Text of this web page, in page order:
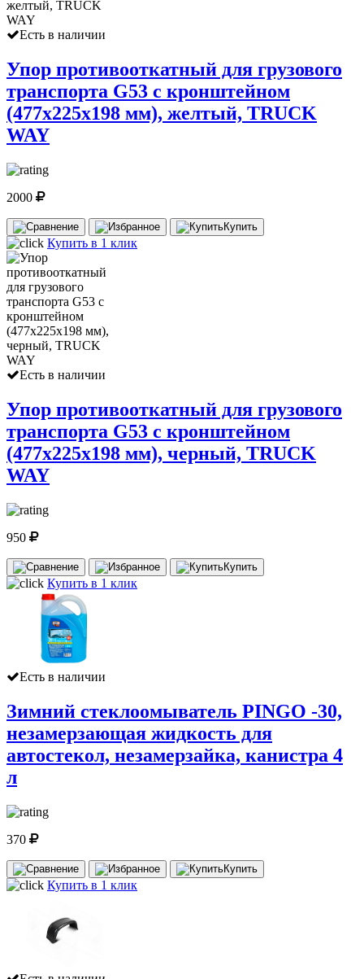
Есть в наличии
Упор противооткатный для грузового
транспорта G53 с кронштейном
(477х225х198 мм), желтый, TRUCK
WAY
2000
Купить
Купить в 1 клик
Есть в наличии
Упор противооткатный для грузового
транспорта G53 с кронштейном
(477х225х198 мм), черный, TRUCK
WAY
950
Купить
Купить в 1 клик
Есть в наличии
Зимний стеклоомыватель PINGO -30,
незамерзающая жидкость для
автостекол, незамерзайка, канистра 4
л
370
Купить
Купить в 1 клик